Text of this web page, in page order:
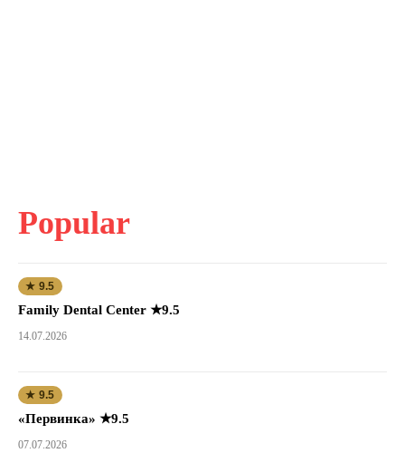
Popular
★ 9.5
Family Dental Center ★9.5
14.07.2026
★ 9.5
«Первинка» ★9.5
07.07.2026